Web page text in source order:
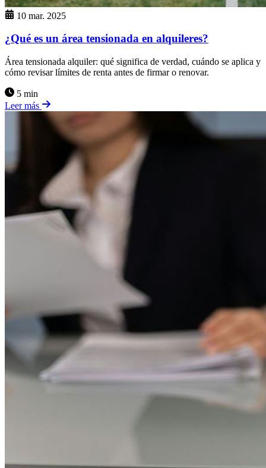
10 mar. 2025
¿Qué es un área tensionada en alquileres?
Área tensionada alquiler: qué significa de verdad, cuándo se aplica y
cómo revisar límites de renta antes de firmar o renovar.
5 min
Leer más